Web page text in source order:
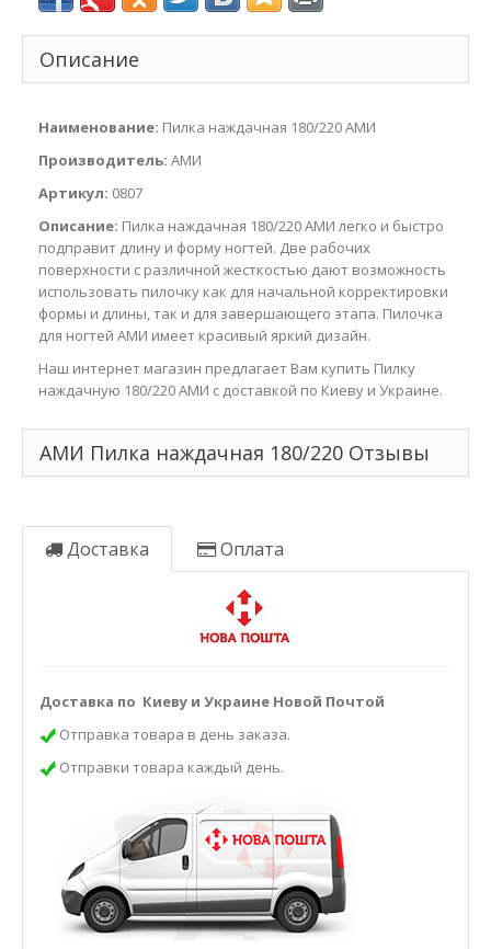
Описание
Наименование: Пилка наждачная 180/220 АМИ
Производитель: АМИ
Артикул: 0807
Описание: Пилка наждачная 180/220 АМИ легко и быстро
подправит длину и форму ногтей. Две рабочих
поверхности с различной жесткостью дают возможность
использовать пилочку как для начальной корректировки
формы и длины, так и для завершающего этапа. Пилочка
для ногтей АМИ имеет красивый яркий дизайн.
Наш интернет магазин предлагает Вам купить Пилку
наждачную 180/220 АМИ с доставкой по Киеву и Украине.
АМИ Пилка наждачная 180/220 Отзывы
Доставка Оплата
Доставка по Киеву и Украине Новой Почтой
Отправка товара в день заказа.
Отправки товара каждый день.